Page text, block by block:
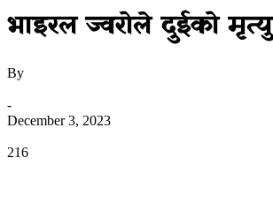
भाइरल ज्वरोले दुईको मृत्यु
By
-
December 3, 2023
216